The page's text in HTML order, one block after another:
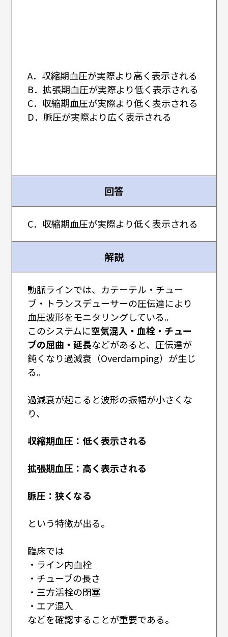
A．収縮期血圧が実際より高く表示される
B．拡張期血圧が実際より低く表示される
C．収縮期血圧が実際より低く表示される
D．脈圧が実際より広く表示される
回答
C．収縮期血圧が実際より低く表示される
解説
動脈ラインでは、カテーテル・チュー
ブ・トランスデューサーの圧伝達により
血圧波形をモニタリングしている。
このシステムに空気混入・血栓・チュー
ブの屈曲・延長などがあると、圧伝達が
鈍くなり過減衰（Overdamping）が生じ
る。
過減衰が起こると波形の振幅が小さくな
り、
収縮期血圧：低く表示される
拡張期血圧：高く表示される
脈圧：狭くなる
という特徴が出る。
臨床では
・ライン内血栓
・チューブの長さ
・三方活栓の閉塞
・エア混入
などを確認することが重要である。